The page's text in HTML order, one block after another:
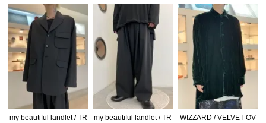
my beautiful landlet / TR
my beautiful landlet / TR
WIZZARD / VELVET OV